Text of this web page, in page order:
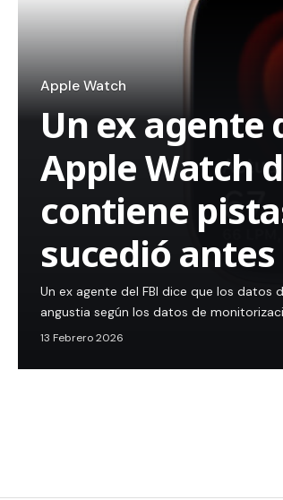
Apple Watch
Un ex agente
Apple Watch
contiene
sucedió
Un ex agente del FBI dice que los
angustia según los datos de
13 Febrero 2026